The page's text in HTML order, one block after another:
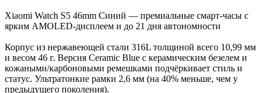
Xiaomi Watch S5 46mm Синий — премиальные смарт-часы с
ярким AMOLED-дисплеем и до 21 дня автономности
Корпус из нержавеющей стали 316L толщиной всего 10,99 мм
и весом 46 г. Версия Ceramic Blue с керамическим безелем и
кожаными/карбоновыми ремешками подчёркивает стиль и
статус. Ультратонкие рамки 2,6 мм (на 40% меньше, чем у
предыдущего поколения).